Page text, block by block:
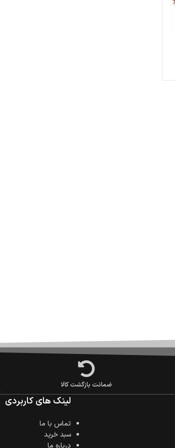
ضمانت بازگشت کالا
لینک های کاربردی
تماس با ما
سبد خرید
درباره ما